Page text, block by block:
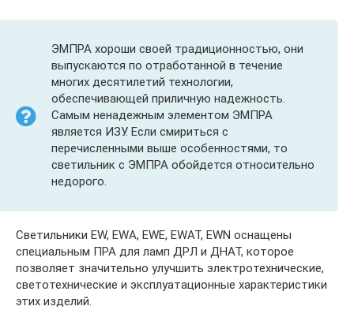
ЭМПРА хороши своей традиционностью, они
выпускаются по отработанной в течение
многих десятилетий технологии,
обеспечивающей приличную надежность.
Самым ненадежным элементом ЭМПРА
является ИЗУ. Если смириться с
перечисленными выше особенностями, то
светильник с ЭМПРА обойдется относительно
недорого.
Светильники EW, EWA, EWE, EWAT, EWN оснащены
специальным ПРА для ламп ДРЛ и ДНАТ, которое
позволяет значительно улучшить электротехнические,
светотехнические и эксплуатационные характеристики
этих изделий.